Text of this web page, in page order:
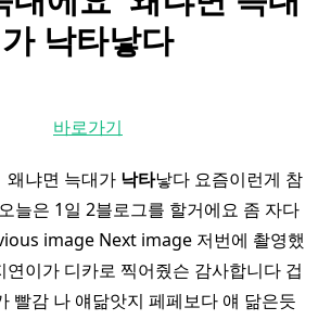
가 낙타낳다
바로가기
왜냐면 늑대가 낙타낳다 요즘이런게 참
늘은 1일 2블로그를 할거에요 좀 자다
image Next image 저번에 촬영했
연이가 디카로 찍어줬슨 감사합니다 겁
빨감 나 얘닮앗지 페페보다 얘 닮은듯